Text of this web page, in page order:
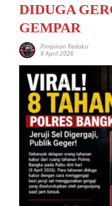
DIDUGA
GEMPAR
Pimpinan Redaksi
8 April 2026